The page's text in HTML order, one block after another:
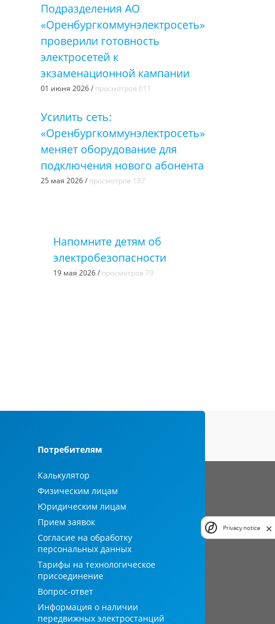
Подразделения АО
«Оренбургкоммунэлектросеть»
проверили готовность
электросетей к
экзаменационной кампании
01 июня 2026 / просмотров 611
Усилить сеть:
«Оренбургкоммунэлектросеть»
меняет оборудование для
подключения нового абонента
25 мая 2026 / просмотров 187
Напомните детям об
электробезопасности
19 мая 2026 / просмотров 79
Потребителям
Калькулятор
Физическим лицам
Юридическим лицам
Прием заявок
Согласие на обработку
персональных данных
Тарифы на технологическое
присоединение
Вопрос-ответ
Информация о наличии
передвижных электростанций
Privacy notice